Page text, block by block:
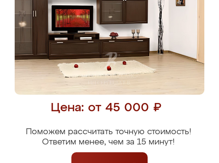
Цена: от 45 000 ₽
Поможем рассчитать точную стоимость!
Ответим менее, чем за 15 минут!